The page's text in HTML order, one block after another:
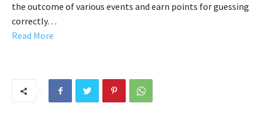
the outcome of various events and earn points for guessing
correctly…
Read More